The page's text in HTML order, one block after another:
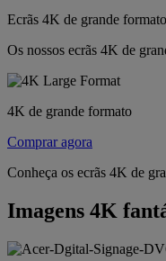
Ecrãs 4K de grande
Os nossos ecrãs 4K de
4K de grande formato
Comprar agora
Conheça os ecrãs 4K de
Imagens 4K